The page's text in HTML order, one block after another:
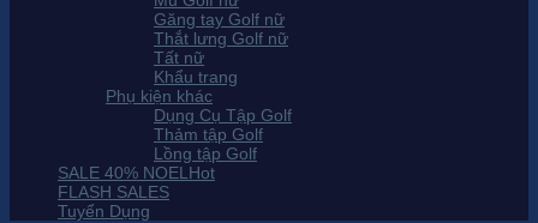
Găng tay Golf nữ
Thắt lưng Golf nữ
Tất nữ
Khẩu trang
Phụ kiện khác
Dụng Cụ Tập Golf
Thảm tập Golf
Lồng tập Golf
SALE 40% NOEL
FLASH SALES
Tuyển Dụng